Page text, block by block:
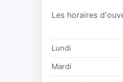
Les horaires
Lundi
Mardi